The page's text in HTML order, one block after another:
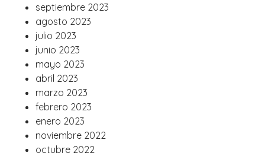
septiembre 2023
agosto 2023
julio 2023
junio 2023
mayo 2023
abril 2023
marzo 2023
febrero 2023
enero 2023
noviembre 2022
octubre 2022